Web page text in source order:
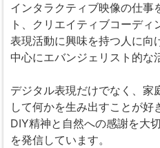
インタラクティブ映像の仕事
ト、クリエイティブコーデ
表現活動に興味を持つ人に向
中心にエバンジェリスト的な
デジタル表現だけでなく、家
して何かを生み出すことが好
DIY精神と自然への感謝を大
を発信しています。